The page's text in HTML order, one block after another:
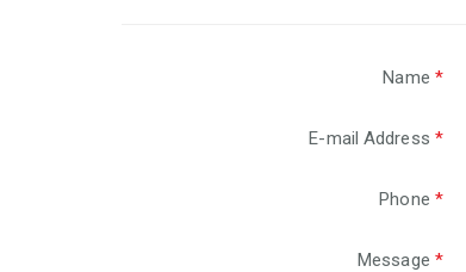
Name *
E-mail Address *
Phone *
Message *